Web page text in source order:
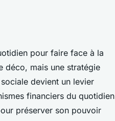
pour faire face à la
déco, mais une stratégie
devient un levier
financiers du quotidien
préserver son pouvoir